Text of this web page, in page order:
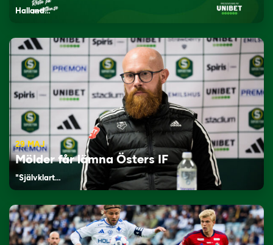
Halland…
29 MAJ
Mölder får lämna Östers IF
"Självklart…